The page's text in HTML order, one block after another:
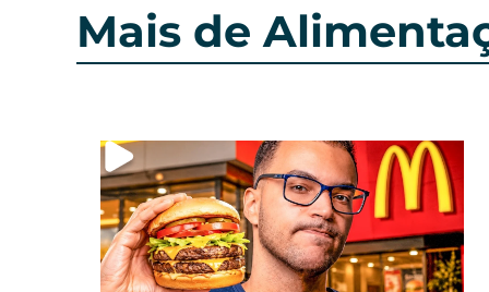
Mais de